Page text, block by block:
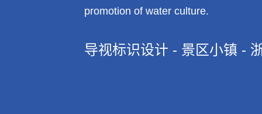
promotion of water culture.
导视标识设计 - 景区小镇 -